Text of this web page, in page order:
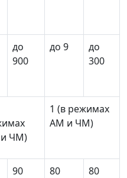
до
900
до 9
до
300
и ЧМ)
1 (в режимах
AM и ЧМ)
90 80 80